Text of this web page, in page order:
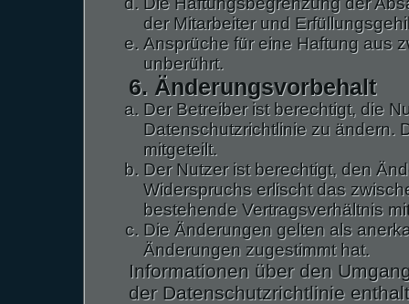
der Mitarbeiter und
Ansprüche für eine Haftung aus
unberührt.
6. Änderungsvorbehalt
Der Betreiber ist berechtigt, die
Datenschutzrichtlinie zu ändern.
mitgeteilt.
Der Nutzer ist berechtigt, den
Widerspruchs erlischt das
bestehende Vertragsverhältnis
Die Änderungen gelten als
Änderungen zugestimmt hat.
Informationen über den
der Datenschutzrichtlinie